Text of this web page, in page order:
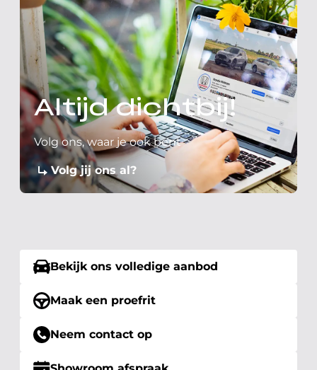
Altijd dichtbij!
Volg ons, waar je ook bent
Volg jij ons al?
Bekijk ons volledige aanbod
Maak een proefrit
Neem contact op